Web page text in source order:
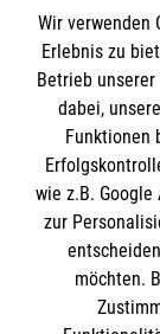
Empfänger:
IBAN: DE10
BIC:
Wir verwenden
Erlebnis zu
Betrieb
dabei,
Funktionen
wie z.B.
zur
möchten.